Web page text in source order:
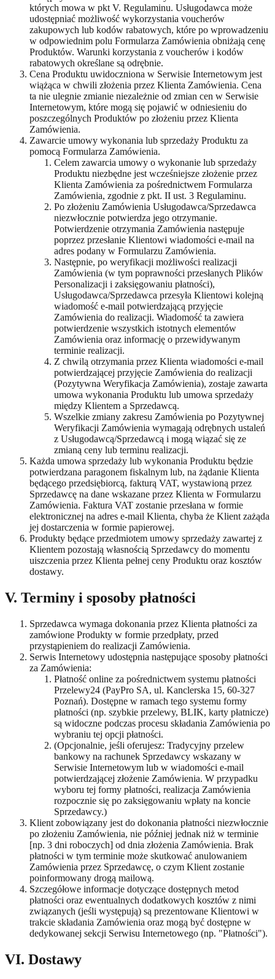
których mowa w pkt V. Regulaminu. Usługodawca może
udostępniać możliwość wykorzystania voucherów
zakupowych lub kodów rabatowych, które po wprowadzeniu
w odpowiednim polu Formularza Zamówienia obniżają cenę
Produktów. Warunki korzystania z voucherów i kodów
rabatowych określane są odrębnie.
Cena Produktu uwidoczniona w Serwisie Internetowym jest
wiążąca w chwili złożenia przez Klienta Zamówienia. Cena
ta nie ulegnie zmianie niezależnie od zmian cen w Serwisie
Internetowym, które mogą się pojawić w odniesieniu do
poszczególnych Produktów po złożeniu przez Klienta
Zamówienia.
Zawarcie umowy wykonania lub sprzedaży Produktu za
pomocą Formularza Zamówienia.
Celem zawarcia umowy o wykonanie lub sprzedaży
Produktu niezbędne jest wcześniejsze złożenie przez
Klienta Zamówienia za pośrednictwem Formularza
Zamówienia, zgodnie z pkt. II ust. 3 Regulaminu.
Po złożeniu Zamówienia Usługodawca/Sprzedawca
niezwłocznie potwierdza jego otrzymanie.
Potwierdzenie otrzymania Zamówienia następuje
poprzez przesłanie Klientowi wiadomości e-mail na
adres podany w Formularzu Zamówienia.
Następnie, po weryfikacji możliwości realizacji
Zamówienia (w tym poprawności przesłanych Plików
Personalizacji i zaksięgowaniu płatności),
Usługodawca/Sprzedawca przesyła Klientowi kolejną
wiadomość e-mail potwierdzającą przyjęcie
Zamówienia do realizacji. Wiadomość ta zawiera
potwierdzenie wszystkich istotnych elementów
Zamówienia oraz informację o przewidywanym
terminie realizacji.
Z chwilą otrzymania przez Klienta wiadomości e-mail
potwierdzającej przyjęcie Zamówienia do realizacji
(Pozytywna Weryfikacja Zamówienia), zostaje zawarta
umowa wykonania Produktu lub umowa sprzedaży
między Klientem a Sprzedawcą.
Wszelkie zmiany zakresu Zamówienia po Pozytywnej
Weryfikacji Zamówienia wymagają odrębnych ustaleń
z Usługodawcą/Sprzedawcą i mogą wiązać się ze
zmianą ceny lub terminu realizacji.
Każda umowa sprzedaży lub wykonania Produktu będzie
potwierdzana paragonem fiskalnym lub, na żądanie Klienta
będącego przedsiębiorcą, fakturą VAT, wystawioną przez
Sprzedawcę na dane wskazane przez Klienta w Formularzu
Zamówienia. Faktura VAT zostanie przesłana w formie
elektronicznej na adres e-mail Klienta, chyba że Klient zażąda
jej dostarczenia w formie papierowej.
Produkty będące przedmiotem umowy sprzedaży zawartej z
Klientem pozostają własnością Sprzedawcy do momentu
uiszczenia przez Klienta pełnej ceny Produktu oraz kosztów
dostawy.
V. Terminy i sposoby płatności
Sprzedawca wymaga dokonania przez Klienta płatności za
zamówione Produkty w formie przedpłaty, przed
przystąpieniem do realizacji Zamówienia.
Serwis Internetowy udostępnia następujące sposoby płatności
za Zamówienia:
Płatność online za pośrednictwem systemu płatności
Przelewy24 (PayPro SA, ul. Kanclerska 15, 60-327
Poznań). Dostępne w ramach tego systemu formy
płatności (np. szybkie przelewy, BLIK, karty płatnicze)
są widoczne podczas procesu składania Zamówienia po
wybraniu tej opcji płatności.
(Opcjonalnie, jeśli oferujesz: Tradycyjny przelew
bankowy na rachunek Sprzedawcy wskazany w
Serwisie Internetowym lub w wiadomości e-mail
potwierdzającej złożenie Zamówienia. W przypadku
wyboru tej formy płatności, realizacja Zamówienia
rozpocznie się po zaksięgowaniu wpłaty na koncie
Sprzedawcy.)
Klient zobowiązany jest do dokonania płatności niezwłocznie
po złożeniu Zamówienia, nie później jednak niż w terminie
[np. 3 dni roboczych] od dnia złożenia Zamówienia. Brak
płatności w tym terminie może skutkować anulowaniem
Zamówienia przez Sprzedawcę, o czym Klient zostanie
poinformowany drogą mailową.
Szczegółowe informacje dotyczące dostępnych metod
płatności oraz ewentualnych dodatkowych kosztów z nimi
związanych (jeśli występują) są prezentowane Klientowi w
trakcie składania Zamówienia oraz mogą być dostępne w
dedykowanej sekcji Serwisu Internetowego (np. "Płatności").
VI. Dostawy